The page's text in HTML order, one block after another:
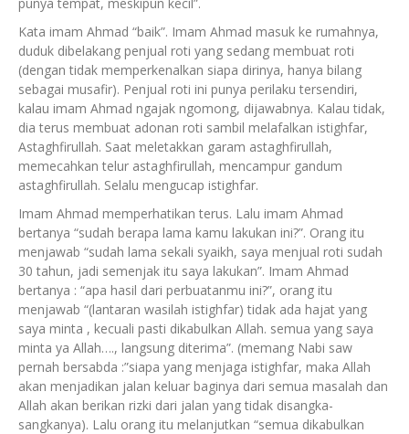
Kata imam Ahmad “baik”. Imam Ahmad masuk ke rumahnya,
duduk dibelakang penjual roti yang sedang membuat roti
(dengan tidak memperkenalkan siapa dirinya, hanya bilang
sebagai musafir). Penjual roti ini punya perilaku tersendiri,
kalau imam Ahmad ngajak ngomong, dijawabnya. Kalau tidak,
dia terus membuat adonan roti sambil melafalkan istighfar,
Astaghfirullah. Saat meletakkan garam astaghfirullah,
memecahkan telur astaghfirullah, mencampur gandum
astaghfirullah. Selalu mengucap istighfar.
Imam Ahmad memperhatikan terus. Lalu imam Ahmad
bertanya “sudah berapa lama kamu lakukan ini?”. Orang itu
menjawab “sudah lama sekali syaikh, saya menjual roti sudah
30 tahun, jadi semenjak itu saya lakukan”. Imam Ahmad
bertanya : “apa hasil dari perbuatanmu ini?”, orang itu
menjawab “(lantaran wasilah istighfar) tidak ada hajat yang
saya minta , kecuali pasti dikabulkan Allah. semua yang saya
minta ya Allah…., langsung diterima”. (memang Nabi saw
pernah bersabda :”siapa yang menjaga istighfar, maka Allah
akan menjadikan jalan keluar baginya dari semua masalah dan
Allah akan berikan rizki dari jalan yang tidak disangka-
sangkanya). Lalu orang itu melanjutkan “semua dikabulkan